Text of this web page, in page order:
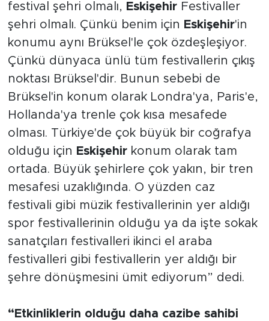
festival şehri olmalı, EskişehirFestivaller
şehri olmalı. Çünkü benim için Eskişehir'in
konumu aynı Brüksel'le çok özdeşleşiyor.
Çünkü dünyaca ünlü tüm festivallerin çıkış
noktası Brüksel'dir. Bunun sebebi de
Brüksel'in konum olarak Londra'ya, Paris'e,
Hollanda'ya trenle çok kısa mesafede
olması. Türkiye'de çok büyük bir coğrafya
olduğu için Eskişehirkonum olarak tam
ortada. Büyük şehirlere çok yakın, bir tren
mesafesi uzaklığında. O yüzden caz
festivali gibi müzik festivallerinin yer aldığı
spor festivallerinin olduğu ya da işte sokak
sanatçıları festivalleri ikinci el araba
festivalleri gibi festivallerin yer aldığı bir
şehre dönüşmesini ümit ediyorum” dedi.
“Etkinliklerin olduğu daha cazibe sahibi